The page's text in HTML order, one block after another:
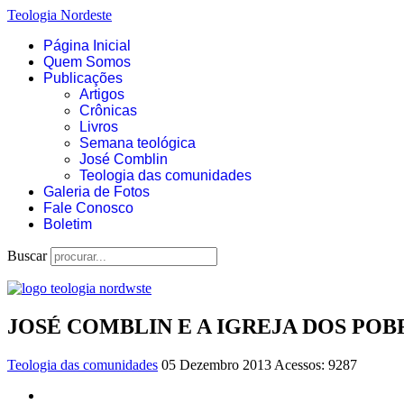
Teologia Nordeste
Página Inicial
Quem Somos
Publicações
Artigos
Crônicas
Livros
Semana teológica
José Comblin
Teologia das comunidades
Galeria de Fotos
Fale Conosco
Boletim
Buscar
JOSÉ COMBLIN E A IGREJA DOS
Teologia das comunidades 05 Dezembro 2013 Acessos: 9287